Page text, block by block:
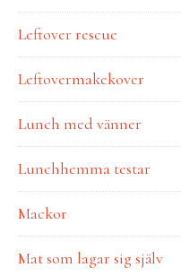
Leftover rescue
Leftovermakekover
Lunch med vänner
Lunchhemma testar
Mackor
Mat som lagar sig själv